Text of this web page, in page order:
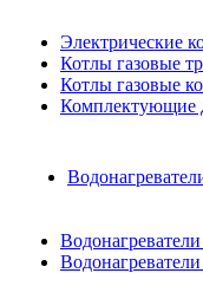
Электрические
Котлы газовые
Котлы газовые
Комплектующие